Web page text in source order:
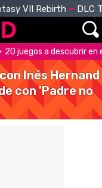
VII Rebirth DLC
20 juegos a descubrir en
Inés Hernand
con 'Padre no